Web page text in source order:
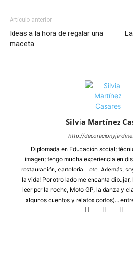
Artículo anterior
Ideas a la hora de regalar una
maceta
Silvia Martínez
http://
Diplomada en Educación social;
imagen; tengo mucha experiencia en
restauración, carteleria... etc. Además,
la vida! Por otro lado me encanta
leer por la noche, Moto GP, la danza y
algunos cuentos y relatos cortos)...